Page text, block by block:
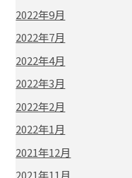
2022年9月
2022年7月
2022年4月
2022年3月
2022年2月
2022年1月
2021年12月